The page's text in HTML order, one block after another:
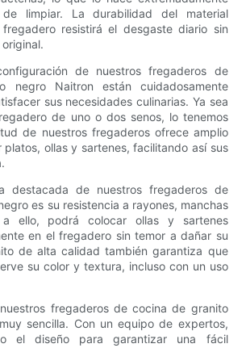
limpiar. La durabilidad del material
resistirá el desgaste diario sin
de nuestros fregaderos de
negro Naitron están cuidadosamente
sus necesidades culinarias. Ya sea
de uno o dos senos, lo tenemos
de nuestros fregaderos ofrece amplio
ollas y sartenes, facilitando así sus
destacada de nuestros fregaderos de
es su resistencia a rayones, manchas
ello, podrá colocar ollas y sartenes
en el fregadero sin temor a dañar su
de alta calidad también garantiza que
su color y textura, incluso con un uso
fregaderos de cocina de granito
sencilla. Con un equipo de expertos,
el diseño para garantizar una fácil